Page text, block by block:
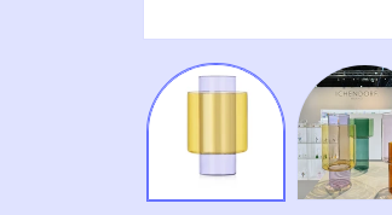
mediet
modalfönster